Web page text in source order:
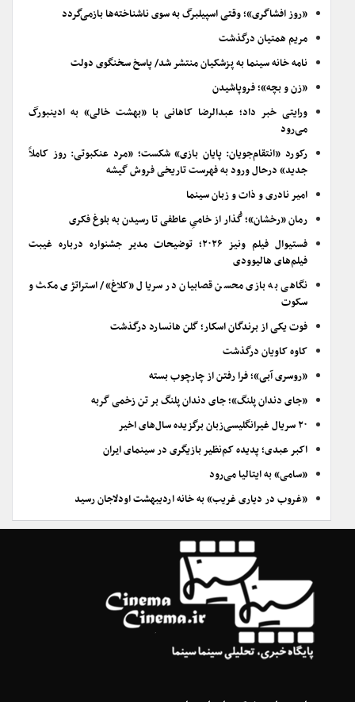
«روز افشاگری»؛ وقتی اسپیلبرگ به سوی ناشناخته‌ها بازمی‌گردد
مریم همتیان درگذشت
نامه خانه سینما به پزشکیان منتشر شد/ پاسخ سخنگوی دولت
«زن و بچه»؛ فروپاشیدن
ورایتی خبر داد؛ عبدالرضا کاهانی با «بهشت خالی» به ادینبورگ
می‌رود
رکورد «انتقام‌جویان: پایان بازی» شکست؛ «مرد عنکبوتی: روز کاملاً
جدید» درحال ورود به فهرست تاریخی فروش گیشه
امیر نادری و ذات و زبان سینما
رمان «رخشان»؛ گُذار از خامیِ عاطفی تا رسیدن به بلوغ فکری
فستیوال فیلم ونیز ۲۰۲۶؛ توضیحات مدیر جشنواره درباره غیبت
فیلم‌های هالیوودی
نگاهی به بازی محسن قصابیان در سریال «کلاغ»/ استراتژی مکث و
سکوت
فوت یکی از برندگان اسکار؛ گلن هانسارد درگذشت
کاوه کاویان درگذشت
«روسری آبی»؛ فرا رفتن از چارچوب بسته
«جای دندان پلنگ»؛ جای دندان پلنگ بر تن زخمی گربه
۲۰ سریال غیرانگلیسی‌زبان برگزیده سال‌های اخیر
اکبر عبدی؛ پدیده کم‌نظیر بازیگری در سینمای ایران
«سامی» به ایتالیا می‌رود
«غروب در دیاری غریب» به خانه اردیبهشت اودلاجان رسید